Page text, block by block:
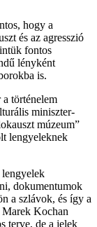
hogy a
és az agresszió
fontos
lényként
is.
történelem
miniszter-
múzeum”
lengyeleknek
lengyelek
dokumentumok
a szlávok, és így a
Kochan
terve, de a jelek